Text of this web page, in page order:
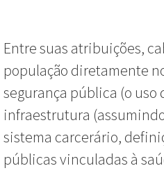
Entre suas atribuições,
população diretamente
segurança pública (o uso
infraestrutura
sistema carcerário,
públicas vinculadas à